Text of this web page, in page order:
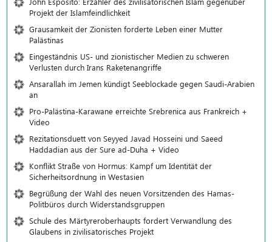
Projekt der Islamfeindlichkeit
Grausamkeit der Zionisten forderte Leben einer Mutter
Palästinas
Eingeständnis US- und zionistischer Medien zu schweren
Verlusten durch Irans Raketenangriffe
Ansarallah im Jemen kündigt Seeblockade gegen Saudi-Arabien
an
Pro-Palästina-Karawane erreichte Srebrenica aus Frankreich +
Video
Rezitationsduett von Seyyed Javad Hosseini und Saeed
Haddadian aus der Sure ad-Duha + Video
Konflikt Straße von Hormus: Kampf um Identität der
Sicherheitsordnung in Westasien
Begrüßung der Wahl des neuen Vorsitzenden des Hamas-
Politbüros durch Widerstandsgruppen
Schule des Märtyreroberhaupts fordert Verwandlung des
Glaubens in zivilisatorisches Projekt